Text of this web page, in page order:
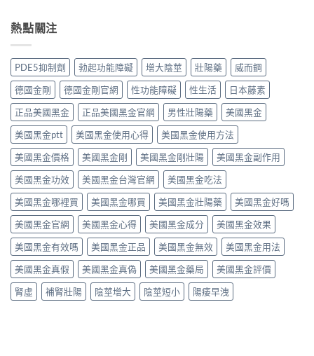
大
嗎？
賴
性、
停
藥
反
應
與
安
全
用
法
完
整
解
析〉
中
雙
制、
用
法
與
安
全
指
南〉
中
解
痛、
鼻
塞
是
正
常
的？
哪
些
情
況
必
須
停
藥
就
醫〉
中
非）：
勃
起
功
能
障
礙
的
服
用
方
法、
效
果
與
副
作
用
完
整
指
南〉
鼻
塞
照
做，
犀
利
士
（他
達
拉
非）
食
唔
食
得？
先
睇
你
食
緊
咩
感
冒
熱點關注
PDE5抑制劑 勃起功能障礙 增大陰莖 壯陽藥
威而鋼
德國金剛
德國金剛官網 性功能障礙 性生活
日本藤素
正品美國黑金
正品美國黑金官網 男性壯陽藥
美國黑金
美國黑金ptt
美國黑金使用心得
美國黑金使用方法
美國黑金價格
美國黑金剛 美國黑金剛壯陽
美國黑金副作用
美國黑金功效
美國黑金台灣官網
美國黑金吃法
美國黑金哪裡買
美國黑金哪買 美國黑金壯陽藥
美國黑金好嗎
美國黑金官網
美國黑金心得 美國黑金成分
美國黑金效果
美國黑金有效嗎
美國黑金正品 美國黑金無效
美國黑金用法
美國黑金真假
美國黑金真偽 美國黑金藥局
美國黑金評價
腎虛
補腎壯陽 陰莖增大 陰莖短小 陽痿早洩